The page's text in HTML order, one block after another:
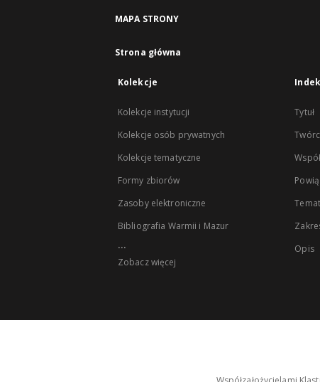
MAPA STRONY
Strona główna
Kolekcje
Kolekcje instytucji
Kolekcje osób prywatnych
Kolekcje tematyczne
Formy zbiorów
Zasoby elektroniczne
Bibliografia Warmii i Mazur
...
Zobacz więcej
Tytuł
Temat
Opis